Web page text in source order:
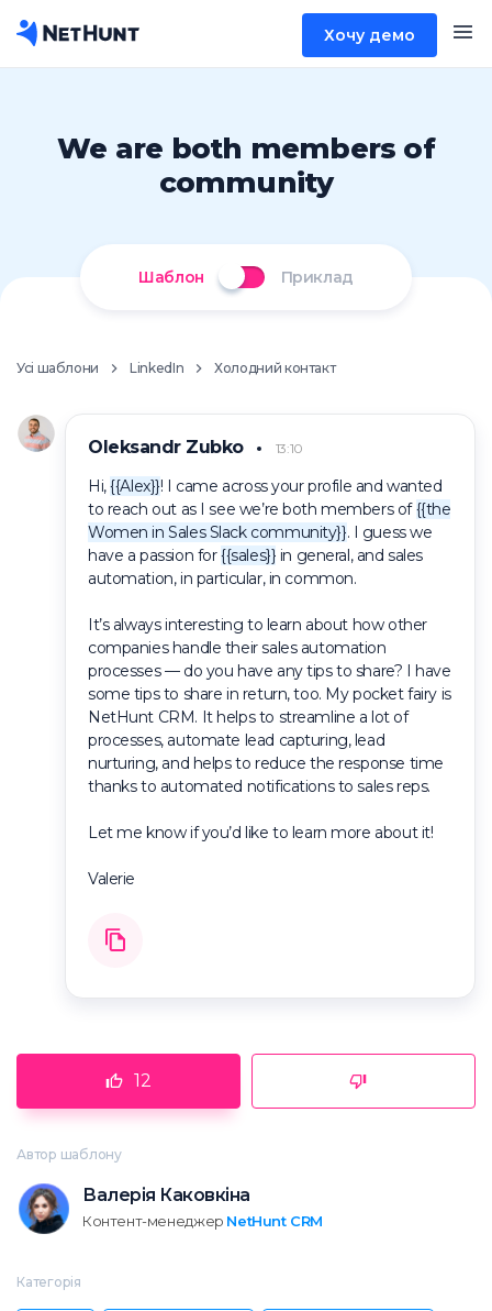
Хочу демо
We are both members of
community
Шаблон Приклад
Усі шаблони LinkedIn Холодний контакт
Oleksandr Zubko 13:10
Hi,{{Alex}}! I came across your profile and wanted
to reach out as I see we’re both members of{{the
Women in Sales Slack community}}. I guess we
have a passion for{{sales}} in general, and sales
automation, in particular, in common.
It’s always interesting to learn about how other
companies handle their sales automation
processes — do you have any tips to share? I have
some tips to share in return, too. My pocket fairy is
NetHunt CRM. It helps to streamline a lot of
processes, automate lead capturing, lead
nurturing, and helps to reduce the response time
thanks to automated notifications to sales reps.
Let me know if you’d like to learn more about it!
Valerie
12
Автор шаблону
Валерія Каковкіна
Контент-менеджер NetHunt CRM
Категорія